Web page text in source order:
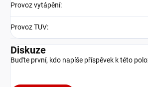
Provoz vytápění:
Provoz TUV:
Diskuze
Buďte první, kdo napíše příspěvek k této